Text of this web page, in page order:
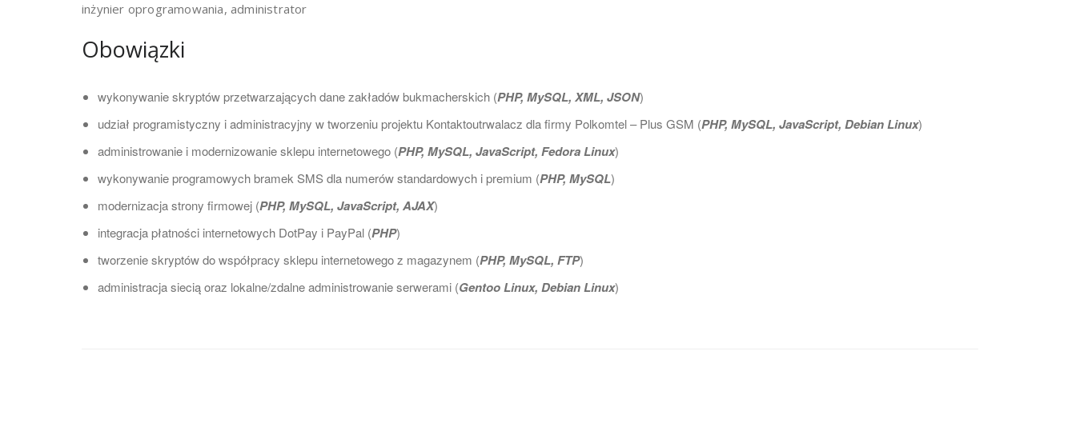
inżynier oprogramowania, administrator
Obowiązki
wykonywanie skryptów przetwarzających dane zakładów bukmacherskich (PHP, MySQL, XML, JSON)
udział programistyczny i administracyjny w tworzeniu projektu Kontaktoutrwalacz dla firmy Polkomtel – Plus GSM (PHP, MySQL, JavaScript, Debian Linux)
administrowanie i modernizowanie sklepu internetowego (PHP, MySQL, JavaScript, Fedora Linux)
wykonywanie programowych bramek SMS dla numerów standardowych i premium (PHP, MySQL)
modernizacja strony firmowej (PHP, MySQL, JavaScript, AJAX)
integracja płatności internetowych DotPay i PayPal (PHP)
tworzenie skryptów do współpracy sklepu internetowego z magazynem (PHP, MySQL, FTP)
administracja siecią oraz lokalne/zdalne administrowanie serwerami (Gentoo Linux, Debian Linux)